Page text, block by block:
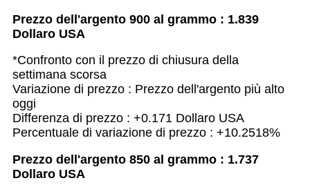
Prezzo dell'argento 900 al grammo : 1.839
Dollaro USA
*Confronto con il prezzo di chiusura della
settimana scorsa
Variazione di prezzo : Prezzo dell'argento più alto
oggi
Differenza di prezzo : +0.171 Dollaro USA
Percentuale di variazione di prezzo : +10.2518%
Prezzo dell'argento 850 al grammo : 1.737
Dollaro USA